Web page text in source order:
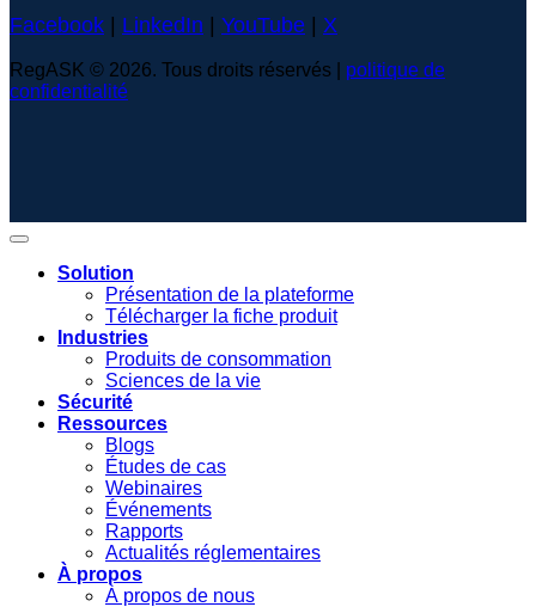
Facebook | LinkedIn | YouTube | X
RegASK © 2026. Tous droits réservés | politique de
confidentialité
Solution
Présentation de la plateforme
Télécharger la fiche produit
Industries
Produits de consommation
Sciences de la vie
Sécurité
Ressources
Blogs
Études de cas
Webinaires
Événements
Rapports
Actualités réglementaires
À propos
À propos de nous